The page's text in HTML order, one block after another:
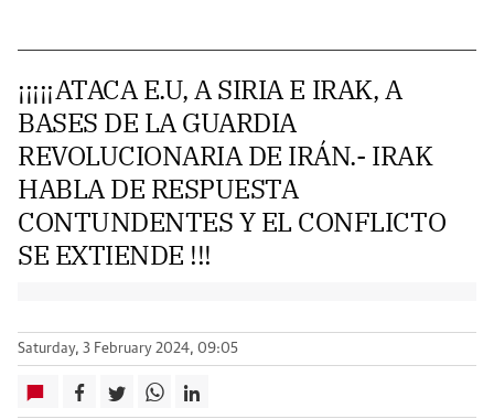
¡¡¡¡¡ATACA E.U, A SIRIA E IRAK, A
BASES DE LA GUARDIA
REVOLUCIONARIA DE IRÁN.- IRAK
HABLA DE RESPUESTA
CONTUNDENTES Y EL CONFLICTO
SE EXTIENDE !!!
Saturday, 3 February 2024, 09:05